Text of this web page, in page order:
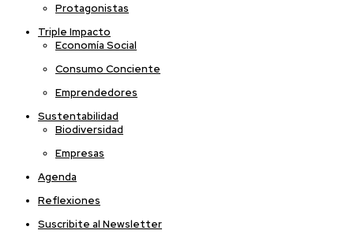
Protagonistas
Triple Impacto
Economía Social
Consumo Conciente
Emprendedores
Sustentabilidad
Biodiversidad
Empresas
Agenda
Reflexiones
Suscribite al Newsletter